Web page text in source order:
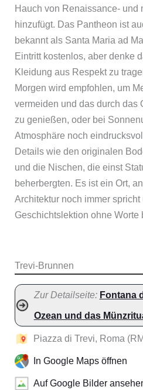
Hauch von Renaissance- und
hinzufügt. Das Pantheon ist
bekannt als Santa Maria ad
Eintritt kostenlos, aber denke
Kleidung aus Respekt zu
Morgen wird empfohlen, um
vermeiden und das durch das
zu genießen, oder bei
Atmosphäre noch
Details wie den originalen
und die Nischen, die einst
beherbergten. Es ist ein Ort,
Architektur noch immer spricht
Geschichtslektion ohne Worte
Trevi-Brunnen
Zur Detailseite: Fontana
Ozean und das
Piazza di Trevi, Roma
In Google Maps öffnen
Auf Google Bilder